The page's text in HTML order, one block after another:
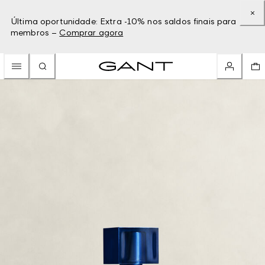
Última oportunidade: Extra -10% nos saldos finais para
membros – Comprar agora